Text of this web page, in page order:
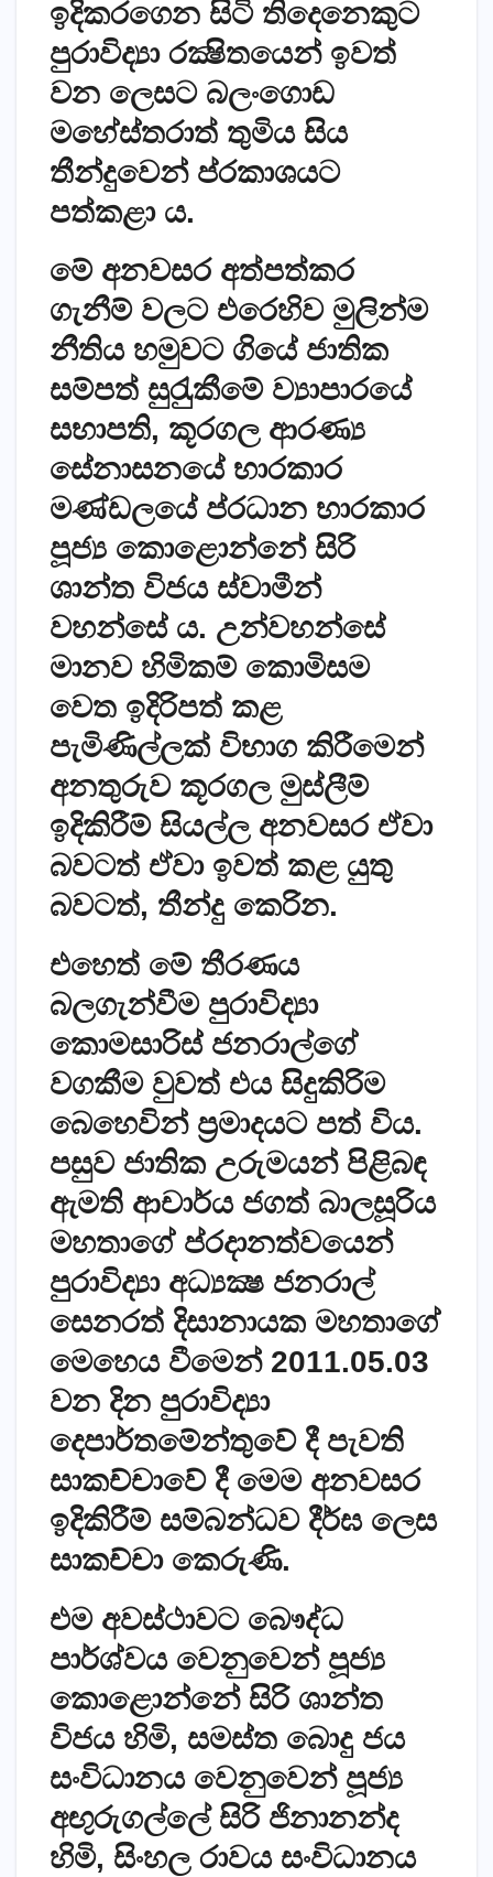
ඉදිකරගෙන සිටි තිදෙනෙකුට
පුරාවිද්‍යා රක්‍ෂිතයෙන් ඉවත්
වන ලෙසට බලංගොඩ
මහේස්තරාත් තුමිය සිය
තීන්දුවෙන් ප්රකාශයට
පත්කළා ය.
මේ අනවසර අත්පත්කර
ගැනීම් වලට එරෙහිව මුලින්ම
නීතිය හමුවට ගියේ ජාතික
සම්පත් සුරැුකීමේ ව්‍යාපාරයේ
සභාපති, කූරගල ආරණ්‍ය
සේනාසනයේ භාරකාර
මණ්ඩලයේ ප්රධාන භාරකාර
පූජ්‍ය කොළොන්නේ සිරි
ශාන්ත විජය ස්වාමීන්
වහන්සේ ය. උන්වහන්සේ
මානව හිමිකම් කොමිසම
වෙත ඉදිරිපත් කළ
පැමිණිල්ලක් විභාග කිරීමෙන්
අනතුරුව කූරගල මුස්ලීම්
ඉදිකිරීම් සියල්ල අනවසර ඒවා
බවටත් ඒවා ඉවත් කළ යුතු
බවටත්, තීන්දු කෙරින.
එහෙත් මේ තීරණය
බලගැන්වීම පුරාවිද්‍යා
කොමසාරිස් ජනරාල්ගේ
වගකීම වුවත් එය සිදුකිරිම
බෙහෙවින් ප‍්‍රමාදයට පත් විය.
පසුව ජාතික උරුමයන් පිළිබඳ
ඇමති ආචාර්ය ජගත් බාලසූරිය
මහතාගේ ප්රදානත්වයෙන්
පුරාවිද්‍යා අධ්‍යක්‍ෂ ජනරාල්
සෙනරත් දිසානායක මහතාගේ
මෙහෙය වීමෙන් 2011.05.03
වන දින පුරාවිද්‍යා
දෙපාර්තමේන්තුවේ දී පැවති
සාකච්චාවේ දී මෙම අනවසර
ඉදිකිරීම් සම්බන්ධව දීර්ඝ ලෙස
සාකච්චා කෙරුණි.
එම අවස්ථාවට බෞද්ධ
පාර්ශ්වය වෙනුවෙන් පූජ්‍ය
කොළොන්නේ සිරි ශාන්ත
විජය හිමි, සමස්ත බොදු ජය
සංවිධානය වෙනුවෙන් පූජ්‍ය
අඟුරුගල්ලේ සිරි ජිනානන්ද
හිමි, සිංහල රාවය සංවිධානය